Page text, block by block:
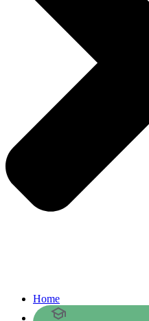
Home